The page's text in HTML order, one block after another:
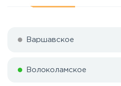
Варшавское
Волоколамское